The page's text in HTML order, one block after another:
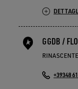
GGDB /
+39348